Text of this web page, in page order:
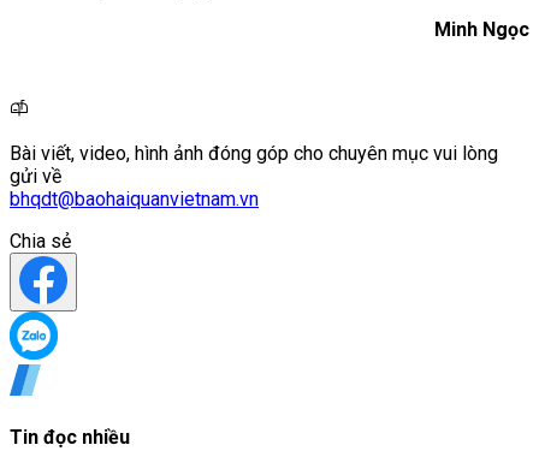
Minh Ngọc
Bài viết, video, hình ảnh đóng góp cho chuyên mục vui lòng
gửi về
bhqdt@baohaiquanvietnam.vn
Chia sẻ
Tin đọc nhiều